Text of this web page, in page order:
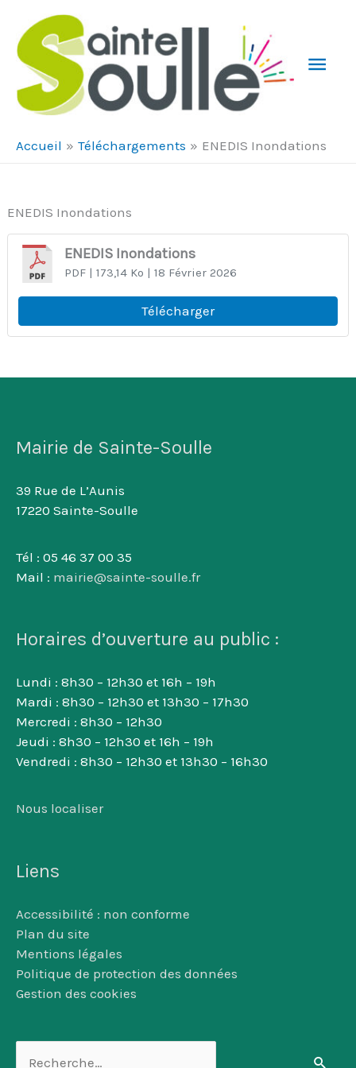
Accueil Téléchargements ENEDIS Inondations
ENEDIS Inondations
ENEDIS Inondations
PDF| 173,14 Ko | 18 Février 2026
Télécharger
Mairie de Sainte-Soulle
39 Rue de L’Aunis
17220 Sainte-Soulle
Tél : 05 46 37 00 35
Mail : mairie@sainte-soulle.fr
Horaires d’ouverture au public :
Lundi : 8h30 – 12h30 et 16h – 19h
Mardi : 8h30 – 12h30 et 13h30 – 17h30
Mercredi : 8h30 – 12h30
Jeudi : 8h30 – 12h30 et 16h – 19h
Vendredi : 8h30 – 12h30 et 13h30 – 16h30
Nous localiser
Liens
Accessibilité : non conforme
Plan du site
Mentions légales
Politique de protection des données
Gestion des cookies